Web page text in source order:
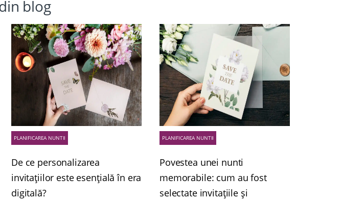
blog
PLANIFICAREA NUNTII
De ce personalizarea
invitațiilor este esențială în era
digitală?
PLANIFICAREA NUNTII
Povestea unei nunti
memorabile: cum au fost
selectate invitațiile și